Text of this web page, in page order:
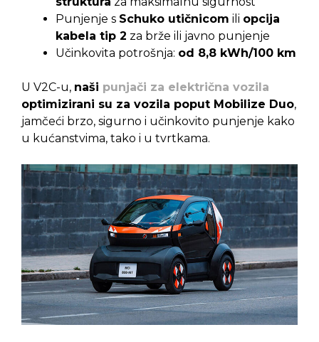
Punjenje s Schuko utičnicom ili opcija
kabela tip 2 za brže ili javno punjenje
Učinkovita potrošnja: od 8,8 kWh/100 km
U V2C-u, naši punjači za električna vozila
optimizirani su za vozila poput Mobilize Duo,
jamčeći brzo, sigurno i učinkovito punjenje kako
u kućanstvima, tako i u tvrtkama.